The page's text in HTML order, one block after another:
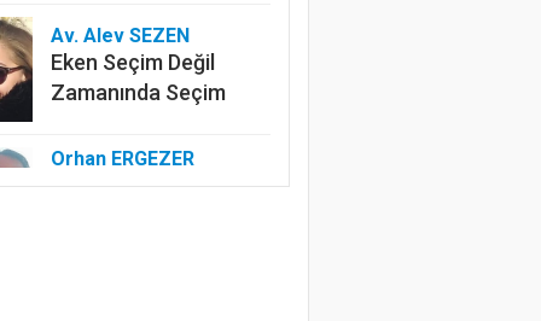
Av. Alev SEZEN
Eken Seçim Değil
Zamanında Seçim
Orhan ERGEZER
Kelimelerle Başlayan